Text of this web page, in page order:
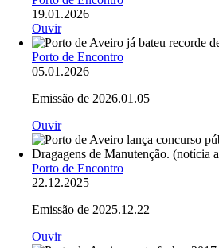
19.01.2026
Ouvir
Imagem
Porto de Encontro
05.01.2026
Emissão de 2026.01.05
Ouvir
Imagem
Porto de Encontro
22.12.2025
Emissão de 2025.12.22
Ouvir